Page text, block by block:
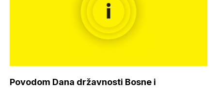
Povodom Dana državnosti Bosne i